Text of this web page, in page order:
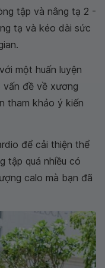
tập và nâng tạ 2 -
tạ và kéo dài sức
một huấn luyện
đề về xương
tham khảo ý kiến
để cải thiện thể
tập quá nhiều có
calo mà bạn đã